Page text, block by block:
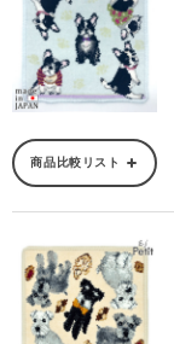
商品比較リスト